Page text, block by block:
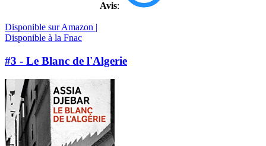
Avis:
Disponible sur Amazon |
Disponible à la Fnac
#3 - Le Blanc de l'Algerie